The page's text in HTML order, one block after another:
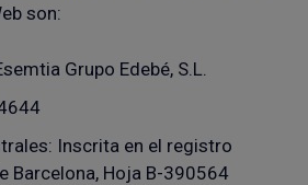
son:
Grupo Edebé, S.L.
Inscrita en el registro
Barcelona, Hoja B-390564